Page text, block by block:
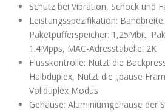
Schutz bei Vibration, Schock und
Leistungsspezifikation:
Paketpufferspeicher: 1,25Mbit,
1.4Mpps, MAC-Adresstabelle: 2K
Flusskontrolle: Nutzt die
Halbduplex, Nutzt die „pause
Vollduplex Modus
Gehäuse: Aluminiumgehäuse der